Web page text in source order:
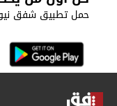
حمل تطبيق شفق